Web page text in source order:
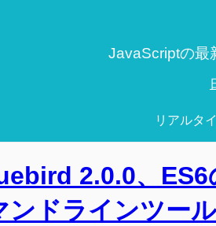
JavaScriptの最
リアルタ
2.0.0、
ドラインツール